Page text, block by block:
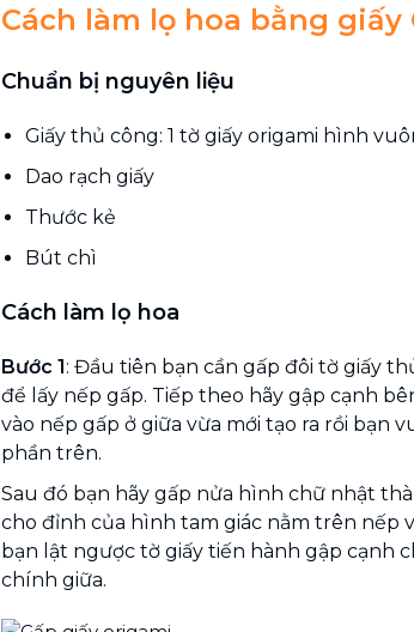
Cách làm lọ hoa bằng giấy
Chuẩn bị nguyên liệu
Giấy thủ công: 1 tờ giấy origami hình
Dao rạch giấy
Thước kẻ
Bút chì
Cách làm lọ hoa
Bước 1: Đầu tiên bạn cần gấp đôi tờ giấy
để lấy nếp gấp. Tiếp theo hãy gập cạnh
vào nếp gấp ở giữa vừa mới tạo ra rồi bạn
phần trên.
Sau đó bạn hãy gấp nửa hình chữ nhật
cho đỉnh của hình tam giác nằm trên nếp
bạn lật ngược tờ giấy tiến hành gập cạnh
chính giữa.